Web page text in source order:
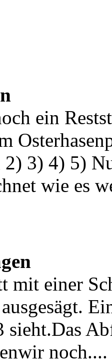
ein
3) 4) 5)
wie es
mit einer
sieht.Das
noch....